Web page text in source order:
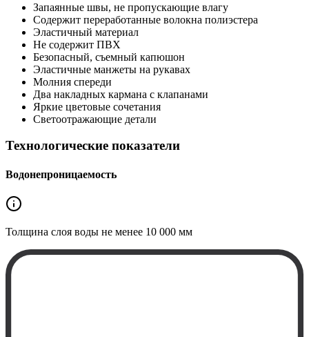
Запаянные швы, не пропускающие влагу
Содержит переработанные волокна полиэстера
Эластичный материал
Не содержит ПВХ
Безопасный, съемный капюшон
Эластичные манжеты на рукавах
Молния спереди
Два накладных кармана с клапанами
Яркие цветовые сочетания
Cветоотражающие детали
Технологические показатели
Водонепроницаемость
Толщина слоя воды не менее 10 000 мм